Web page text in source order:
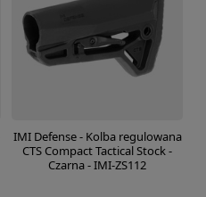
IMI Defense - Kolba regulowana
CTS Compact Tactical Stock -
Czarna - IMI-ZS112